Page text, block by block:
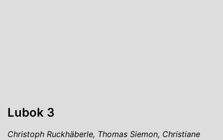
Lubok 3
Christoph Ruckhäberle, Thomas Siemon, Christiane